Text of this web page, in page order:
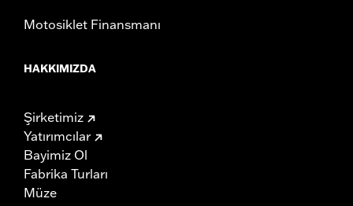
Motosiklet Finansmanı
HAKKIMIZDA
Şirketimiz
Yatırımcılar
Bayimiz Ol
Fabrika Turları
Müze